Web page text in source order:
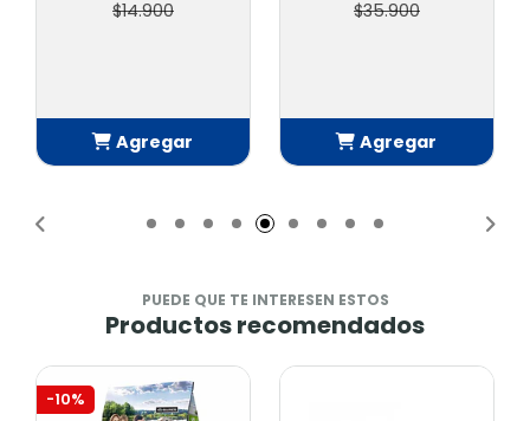
$14.900
Agregar
$35.900
Agregar
PUEDE QUE TE INTERESEN ESTOS
Productos recomendados
-10%